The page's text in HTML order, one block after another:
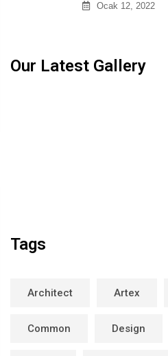
Ocak 12, 2022
Our Latest Gallery
Tags
Architect Artex
Common Design